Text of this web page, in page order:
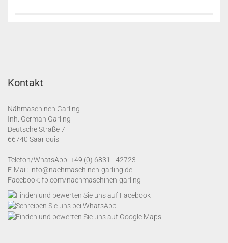
Kontakt
Nähmaschinen Garling
Inh. German Garling
Deutsche Straße 7
66740 Saarlouis
Telefon/WhatsApp: +49 (0) 6831 - 42723
E-Mail: info@naehmaschinen-garling.de
Facebook: fb.com/naehmaschinen-garling